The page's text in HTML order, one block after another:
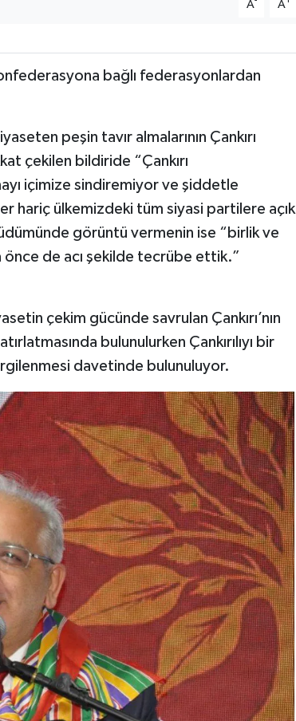
A A
bağlı federasyonlardan
peşin tavır almalarının Çankırı
çekilen bildiride “Çankırı
içimize sindiremiyor ve şiddetle
hariç ülkemizdeki tüm siyasi partilere açık
görüntü vermenin ise “birlik ve
de acı şekilde tecrübe ettik.”
çekim gücünde savrulan Çankırı’nın
bulunulurken Çankırılıyı bir
davetinde bulunuluyor.